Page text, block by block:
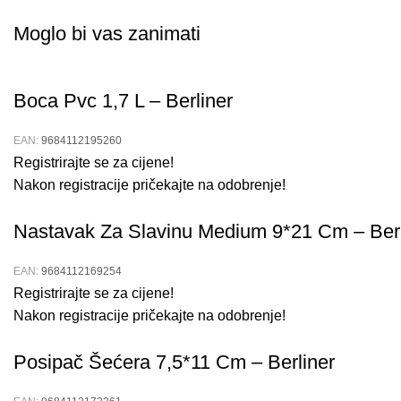
Moglo bi vas zanimati
Boca Pvc 1,7 L – Berliner
EAN: 9684112195260
Registrirajte se za cijene!
Nakon registracije pričekajte na odobrenje!
Nastavak Za Slavinu Medium 9*21 Cm –
EAN: 9684112169254
Registrirajte se za cijene!
Nakon registracije pričekajte na odobrenje!
Posipač Šećera 7,5*11 Cm – Berliner